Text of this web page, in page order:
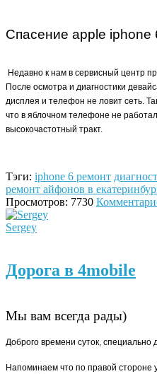
Спасение apple iphone
Недавно к нам в сервисный центр
После осмотра и диагностики
дисплея и телефон не ловит сеть.
что в яблочном телефоне не
высокочастотный тракт.
Тэги: iphone 6 ремонт
ремонт айфонов в
Просмотров: 7730
Sergey
Дорога в 4mobile
Мы вам всегда рады)
Доброго времени суток,
Напоминаем что по правой стороне